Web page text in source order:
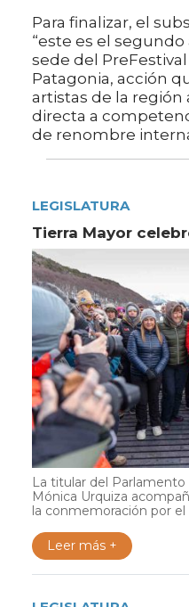
Para finalizar, el
“este es el
sede del
Patagonia, acción
artistas de la región
directa a
de renombre
LEGISLATURA
Tierra Mayor
La titular del
Mónica Urquiza
la conmemoración por
Leer más +